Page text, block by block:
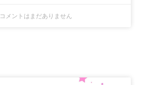
コメントはまだありません